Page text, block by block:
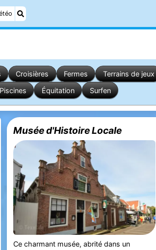
Croisières Fermes Terrains de jeux
Piscines Équitation Surfen
Musée d'Histoire Locale
Ce charmant musée, abrité dans un